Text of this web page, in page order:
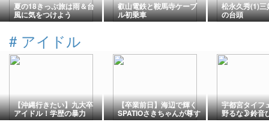
夏の18きっぷ旅は雨＆台
風に気をつけよう
叡山電鉄と鞍馬寺ケーブ
ル初乗車
松永久秀(1)三
の台頭
# アイドル
【沖縄行きたい】九大卒
アイドル！学歴の暴力
「みんとみん」ちゃん水
【卒業前日】海辺で輝く
SPATIOさきちゃんが尊す
ぎた…｜大分アイドルビ
宇都宮タイフ
野るな🌛鈴音
谷似翔平&鈴